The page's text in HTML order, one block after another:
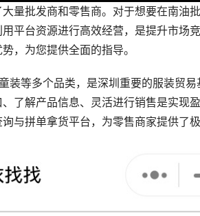
量批发商和零售商。对于想要在南油
平台资源进行高效经营，是提升市场竞
，为您提供全面的指导。
装等多个品类，是深圳重要的服装贸
了解产品信息、灵活进行销售是实现
与拼单拿货平台，为零售商家提供了极